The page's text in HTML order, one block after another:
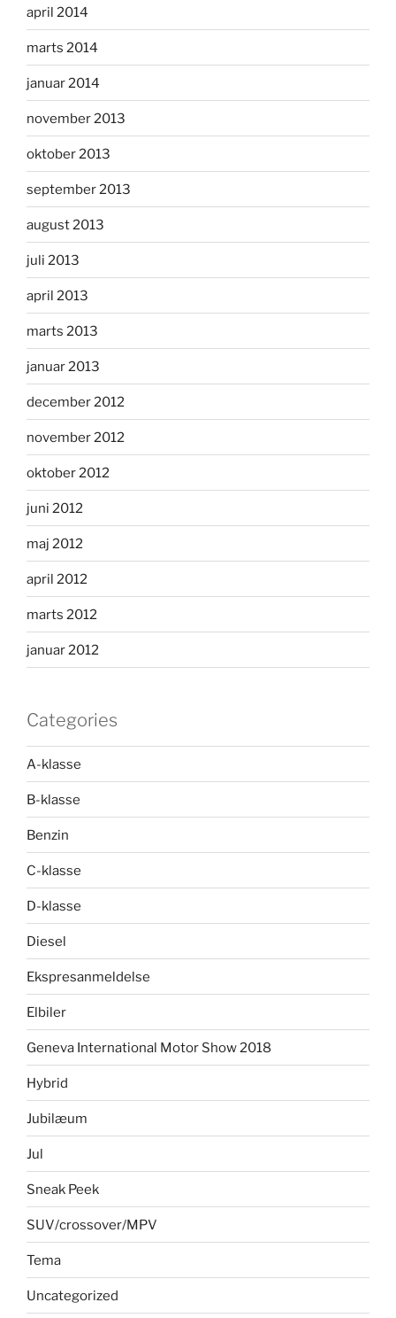
april 2014
marts 2014
januar 2014
november 2013
oktober 2013
september 2013
august 2013
juli 2013
april 2013
marts 2013
januar 2013
december 2012
november 2012
oktober 2012
juni 2012
maj 2012
april 2012
marts 2012
januar 2012
Categories
A-klasse
B-klasse
Benzin
C-klasse
D-klasse
Diesel
Ekspresanmeldelse
Elbiler
Geneva International Motor Show 2018
Hybrid
Jubilæum
Jul
Sneak Peek
SUV/crossover/MPV
Tema
Uncategorized